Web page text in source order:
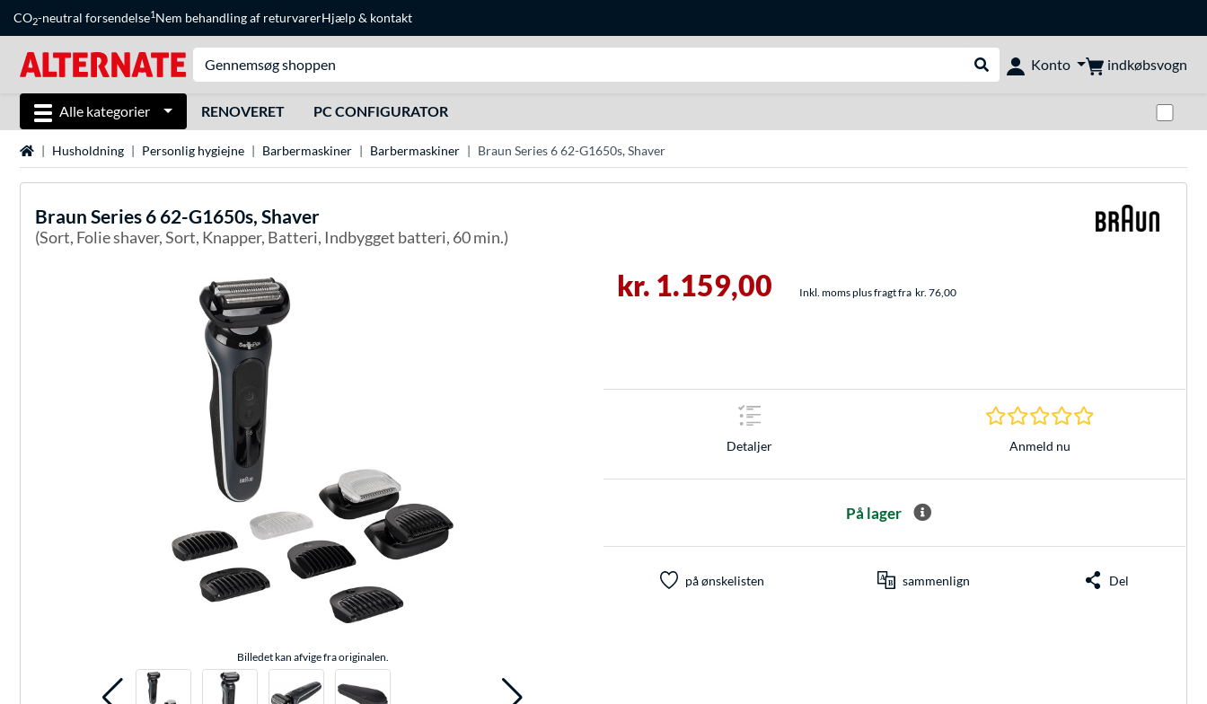
CO2-neutral forsendelse1Nem behandling af returvarerHjælp& kontakt
Udfør søgning
Konto indkøbsvogn
Alle kategorier RENOVERET PC CONFIGURATOR
StartsideHusholdning Personlig hygiejne Barbermaskiner Barbermaskiner Braun Series 6 62-G1650s, Shaver
Braun Series 6 62-G1650s, Shaver
(Sort, Folie shaver, Sort, Knapper, Batteri, Indbygget batteri, 60 min.)
Billedet kan afvige fra originalen.
kr. 1.159,00 Inkl. moms plus fragt fra kr. 76,00
Detaljer
0.0 Stjerner hos 0
Anmeld nu
På lager
på ønskelisten sammenlign Del